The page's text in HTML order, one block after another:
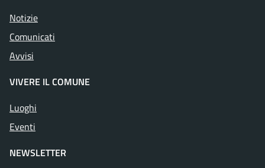
Notizie
Comunicati
Avvisi
VIVERE IL COMUNE
Luoghi
Eventi
NEWSLETTER